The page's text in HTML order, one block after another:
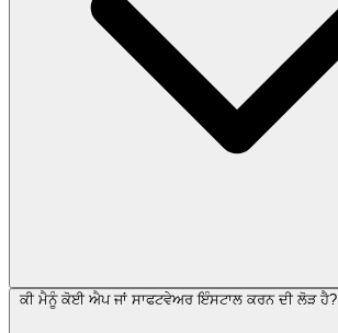
ਕੀ ਮੈਨੂੰ ਕੋਈ ਐਪ ਜਾਂ ਸਾਫਟਵੇਅਰ ਇੰਸਟਾਲ ਕਰਨ ਦੀ ਲੋੜ ਹੈ?